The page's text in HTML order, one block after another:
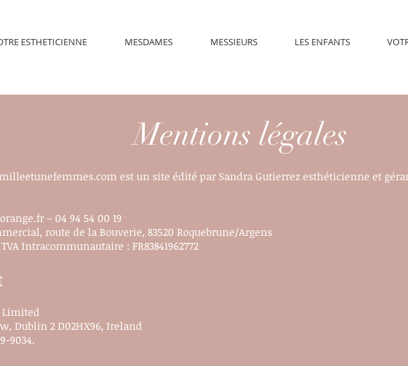
ESTHETICIENNE MESDAMES MESSIEURS LES ENFANTS
Mentions légales
est un site édité par Sandra Gutierrez esthéticienne et
– 04 94 54 00 19
route de la Bouverie, 83520 Roquebrune/Argens
TVA Intracommunautaire : FR83841962772
Dublin 2 D02HX96, Ireland
9034.